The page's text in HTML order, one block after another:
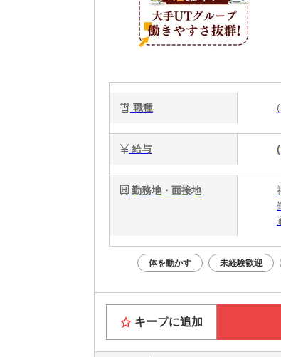
職種
給与
勤務地・面接地
体を動かす 未経験歓迎
キープに追加